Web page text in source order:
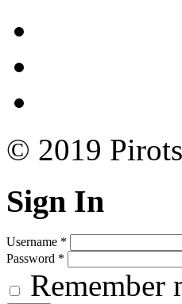
© 2019
Sign In
Username *
Password *
Remember